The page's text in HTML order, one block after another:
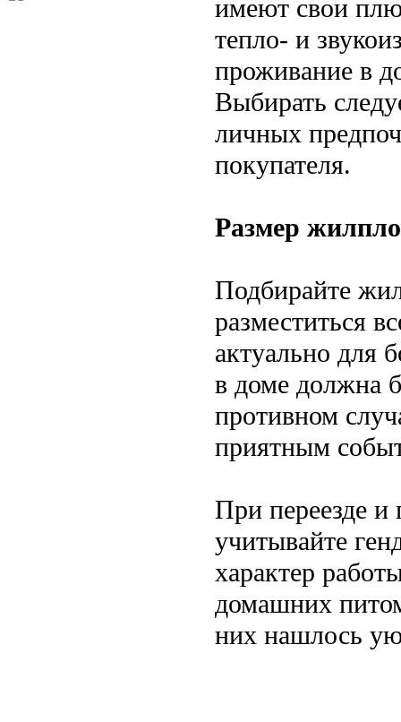
имеют свои
тепло- и
проживание в
Выбирать
личных
покупателя.
Размер
Подбирайте
разместиться
актуально для
в доме должна
противном
приятным
При переезде и
учитывайте
характер
домашних
них нашлось